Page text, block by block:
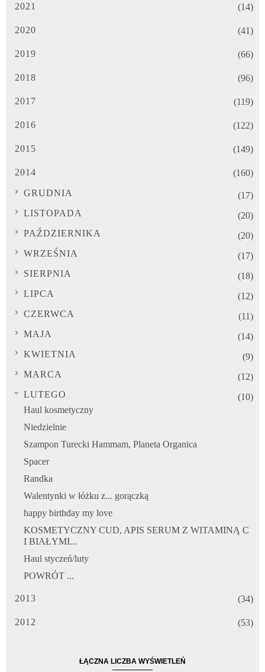
2021 (14)
2020 (41)
2019 (66)
2018 (96)
2017 (119)
2016 (122)
2015 (149)
2014
(160)
GRUDNIA
(17)
LISTOPADA
(20)
PAŹDZIERNIKA
(20)
WRZEŚNIA
(17)
SIERPNIA
(18)
LIPCA
(12)
CZERWCA
(11)
MAJA
(14)
KWIETNIA
(9)
MARCA
(12)
LUTEGO
(10)
Haul kosmetyczny
Niedzielnie
Szampon Turecki Hammam, Planeta Organica
Spacer
Randka
Walentynki w łóżku z... gorączką
happy birthday my love
KOSMETYCZNY CUD, APIS SERUM Z WITAMINĄ C
I BIAŁYMI...
Haul styczeń/luty
POWRÓT ...
2013 (34)
2012 (53)
ŁĄCZNA LICZBA WYŚWIETLEŃ